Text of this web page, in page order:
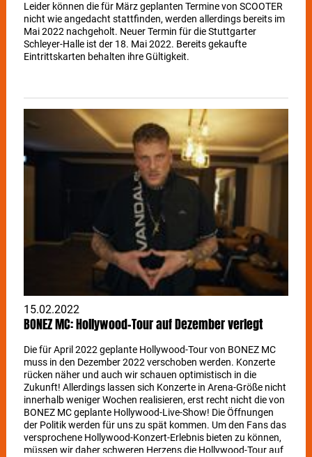
Leider können die für März geplanten Termine von SCOOTER
nicht wie angedacht stattfinden, werden allerdings bereits im
Mai 2022 nachgeholt. Neuer Termin für die Stuttgarter
Schleyer-Halle ist der 18. Mai 2022. Bereits gekaufte
Eintrittskarten behalten ihre Gültigkeit.
15.02.2022
BONEZ MC: Hollywood-Tour auf Dezember verlegt
Die für April 2022 geplante Hollywood-Tour von BONEZ MC
muss in den Dezember 2022 verschoben werden. Konzerte
rücken näher und auch wir schauen optimistisch in die
Zukunft! Allerdings lassen sich Konzerte in Arena-Größe nicht
innerhalb weniger Wochen realisieren, erst recht nicht die von
BONEZ MC geplante Hollywood-Live-Show! Die Öffnungen
der Politik werden für uns zu spät kommen. Um den Fans das
versprochene Hollywood-Konzert-Erlebnis bieten zu können,
müssen wir daher schweren Herzens die Hollywood-Tour auf